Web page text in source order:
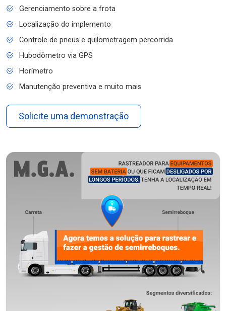
Gerenciamento sobre a frota
Localização do implemento
Controle de pneus e quilometragem percorrida
Hubodômetro via GPS
Horímetro
Manutenção preventiva e muito mais
Solicite uma demonstração